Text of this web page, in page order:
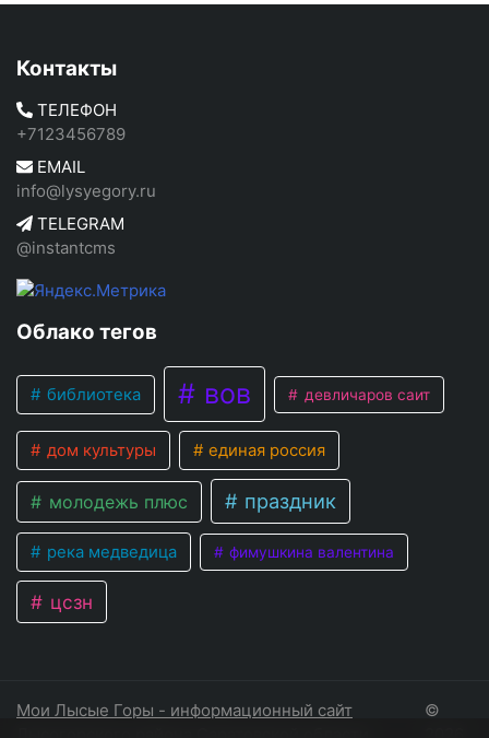
Контакты
ТЕЛЕФОН
+7123456789
EMAIL
info@lysyegory.ru
TELEGRAM
@instantcms
Облако тегов
библиотека вов девличаров саит
дом культуры единая россия
молодежь плюс праздник
река медведица фимушкина валентина
цсзн
Мои Лысые Горы - информационный сайт
©